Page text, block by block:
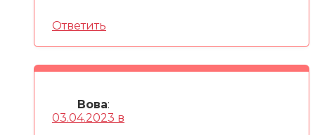
Ответить
Вова:
03.04.2023 в